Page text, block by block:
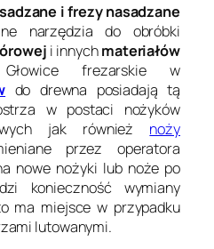
i frezy nasadzane
narzędzia do obróbki
i innychmateriałów
frezarskie w
do drewna posiadają tą
w postaci nożyków
jak również noży
przez operatora
nowe nożyki lub noże po
konieczność wymiany
ma miejsce w przypadku
lutowanymi.